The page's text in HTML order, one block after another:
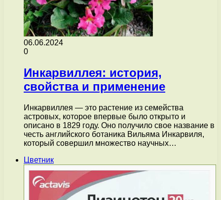
06.06.2024
0
Инкарвиллея: история,
свойства и применение
Инкарвиллея — это растение из семейства
астровых, которое впервые было открыто и
описано в 1829 году. Оно получило свое название в
честь английского ботаника Вильяма Инкарвиля,
который совершил множество научных…
Цветник